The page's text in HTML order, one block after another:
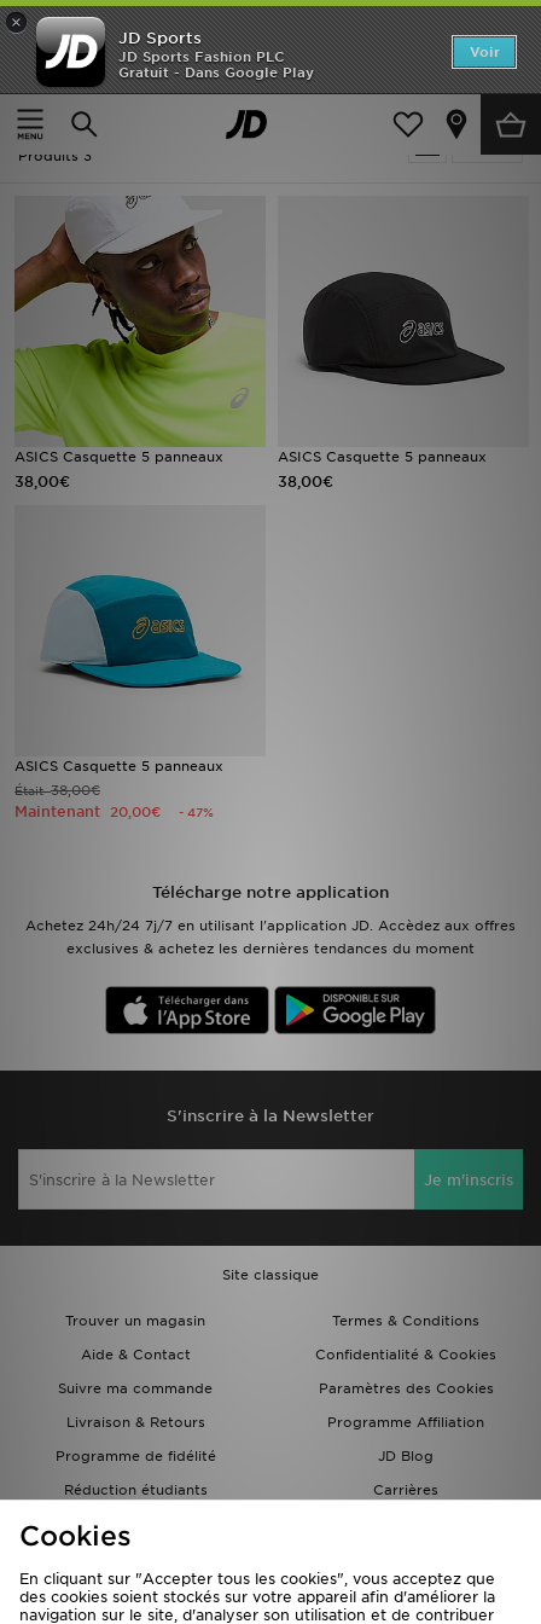
×
JD Sports
JD Sports Fashion PLC
Gratuit - Dans Google Play
Voir
Accueil
Femme
Femme - ASICS Running - Casquettes
Produits 3
ASICS Casquette 5 panneaux
38,00€
ASICS Casquette 5 panneaux
38,00€
ASICS Casquette 5 panneaux
Était38,00€
Maintenant 20,00€ - 47%
Télécharge notre application
Achetez 24h/24 7j/7 en utilisant l'application JD. Accèdez aux offres
exclusives & achetez les dernières tendances du moment
S'inscrire à la Newsletter
Je m'inscris
Site classique
Trouver un magasin
Termes & Conditions
Aide & Contact
Confidentialité & Cookies
Suivre ma commande
Paramètres des Cookies
Livraison & Retours
Programme Affiliation
Programme de fidélité
JD Blog
Réduction étudiants
Carrières
Carte Cadeau
Accueil
Nouveautés
Homme
Femme
Enfant
Collections
Marques
Football
Sports
Mon JD
Suivre Ma Commande
Nos Magasins
Télécharge l'Appli
Cookies
En cliquant sur "Accepter tous les cookies", vous acceptez que
des cookies soient stockés sur votre appareil afin d'améliorer la
navigation sur le site, d'analyser son utilisation et de contribuer